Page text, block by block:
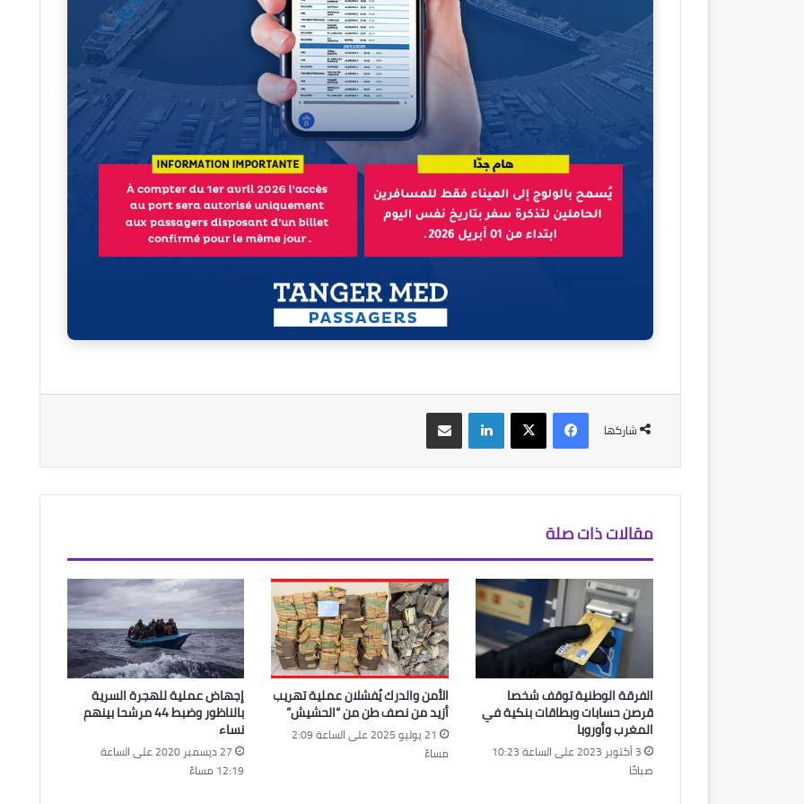
شاركها
فيسبوك‫X لينكدإن مشاركة عبر البريد
مقالات ذات صلة
الفرقة الوطنية توقف شخصا
قرصن حسابات وبطاقات بنكية في
المغرب وأوروبا
3 أكتوبر 2023 على الساعة 10:23
صباحًا
الأمن والدرك يُفشلان عملية تهريب
أزيد من نصف طن من “الحشيش”
21 يوليو 2025 على الساعة 2:09
مساءً
إجهاض عملية للهجرة السرية
بالناظور وضبط 44 مرشحا بينهم
نساء
27 ديسمبر 2020 على الساعة
12:19 مساءً